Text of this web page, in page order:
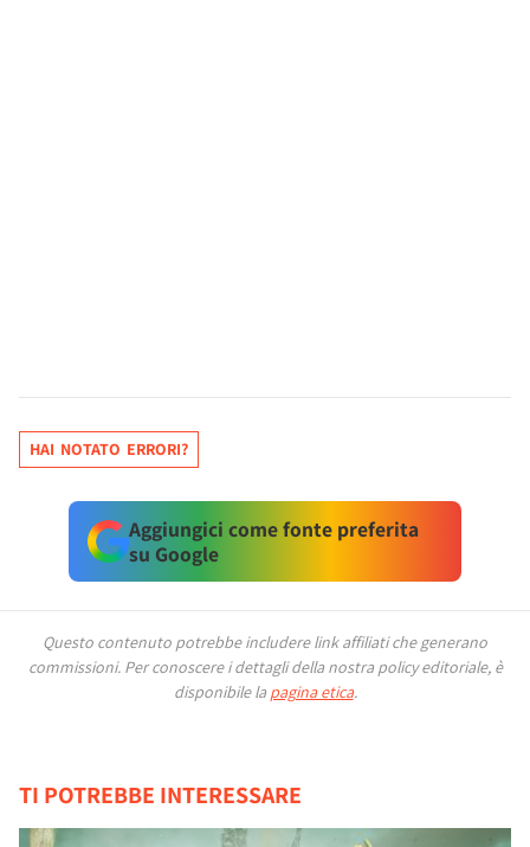
HAI NOTATO ERRORI?
Aggiungici come fonte preferita
su Google
Questo contenuto potrebbe includere link affiliati che generano
commissioni. Per conoscere i dettagli della nostra policy editoriale, è
disponibile la pagina etica.
TI POTREBBE INTERESSARE